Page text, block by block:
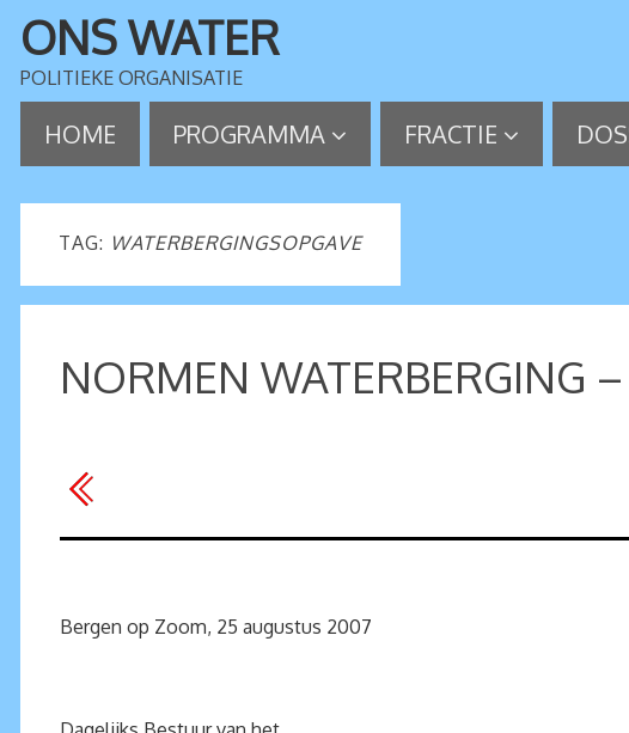
ONS WATER
POLITIEKE ORGANISATIE
HOME PROGRAMMA FRACTIE
TAG: WATERBERGINGSOPGAVE
NORMEN WATERBERGING
Bergen op Zoom, 25 augustus 2007